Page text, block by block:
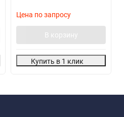
Цена по запросу
В корзину
Купить в 1 клик